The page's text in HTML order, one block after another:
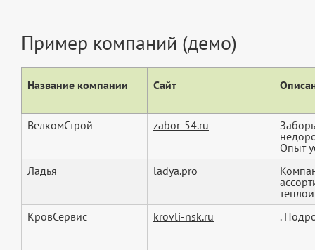
Пример компаний (демо)
Название компании Сайт
ВелкомСтрой zabor-54.ru
Опыт
Ладья
ladya.pro
КровСервис
krovli-nsk.ru .